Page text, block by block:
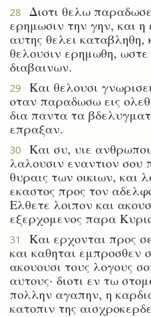
28
Διοτι θελω
ερημωσιν την γην, και
αυτης θελει καταβληθη,
θελουσιν ερημωθη,
διαβαινων.
29
Και θελουσι
οταν παραδωσω εις
δια παντα τα
επραξαν.
30
Και συ, υιε
λαλουσιν εναντιον σου
θυραις των οικιων, και
εκαστος προς τον
Ελθετε λοιπον και
εξερχομενος παρα
31
Και ερχονται προς
και καθηται εμπροσθεν
ακουουσι τους λογους
αυτους· διοτι εν τω
πολλην αγαπην, η
κατοπιν της